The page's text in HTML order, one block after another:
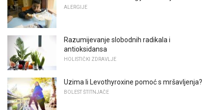
ALERGIJE
Razumijevanje slobodnih radikala i
antioksidansa
HOLISTIČKI ZDRAVLJE
Uzima li Levothyroxine pomoć s mršavljenja?
BOLEST ŠTITNJAČE